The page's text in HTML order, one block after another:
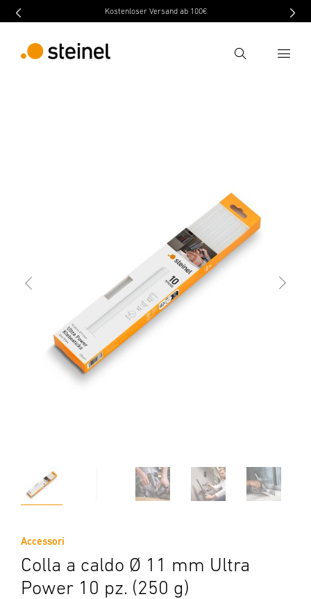
Kostenloser Versand ab 100€
Ricerca
Accessori
Colla a caldo Ø 11 mm Ultra
Power 10 pz. (250 g)